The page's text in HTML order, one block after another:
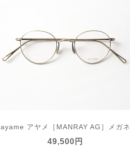
ayame アヤメ［MANRAY AG］メガネ
49,500円